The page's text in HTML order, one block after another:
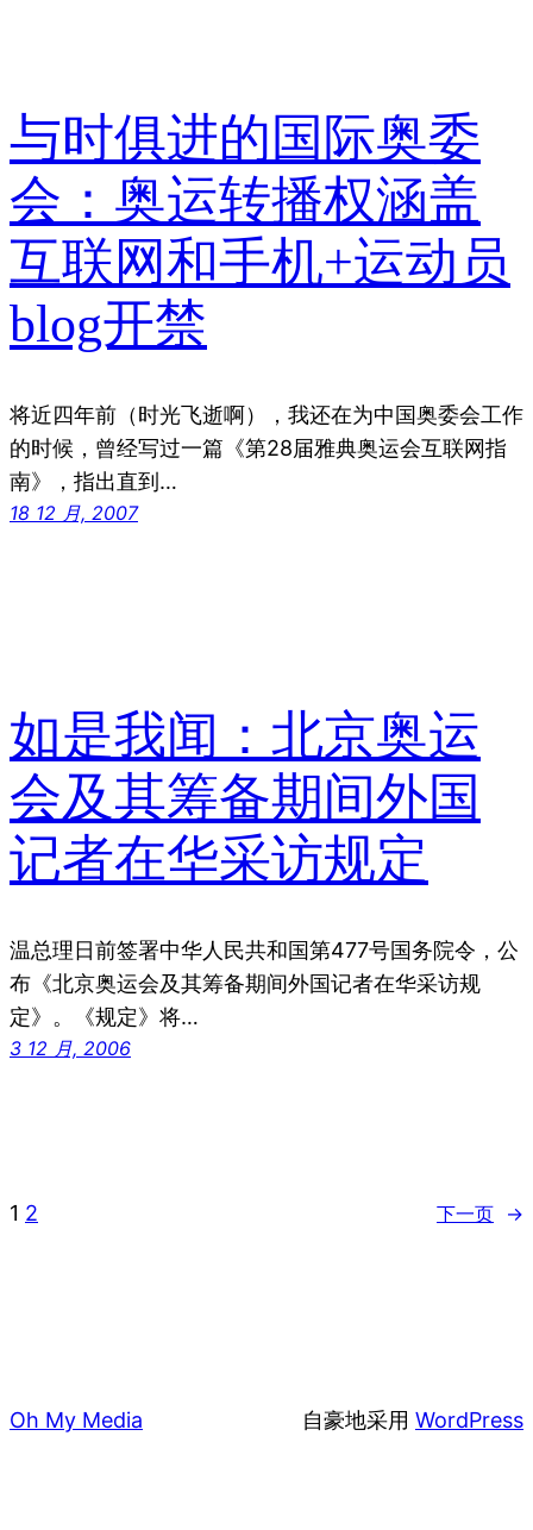
与时俱进的国际奥委
会：奥运转播权涵盖
互联网和手机+运动员
blog开禁
将近四年前（时光飞逝啊），我还在为中国奥委会工作
的时候，曾经写过一篇《第28届雅典奥运会互联网指
南》，指出直到…
18 12 月, 2007
如是我闻：北京奥运
会及其筹备期间外国
记者在华采访规定
温总理日前签署中华人民共和国第477号国务院令，公
布《北京奥运会及其筹备期间外国记者在华采访规
定》。《规定》将…
3 12 月, 2006
1 2 下一页 →
Oh My Media 自豪地采用 WordPress